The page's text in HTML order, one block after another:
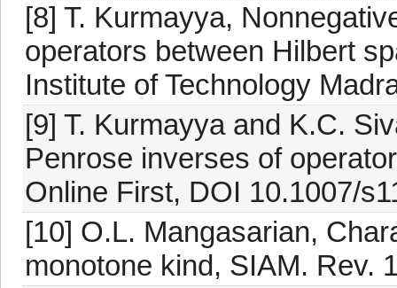
[8] T. Kurmayya,
operators between Hilbert
Institute of Technology
[9] T. Kurmayya and K.C.
Penrose inverses of
Online First, DOI 10.1007/
[10] O.L. Mangasarian,
monotone kind, SIAM. Rev.